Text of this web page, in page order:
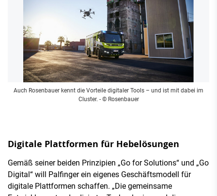
Auch Rosenbauer kennt die Vorteile digitaler Tools – und ist mit dabei im
Cluster. - © Rosenbauer
Digitale Plattformen für Hebelösungen
Gemäß seiner beiden Prinzipien „Go for Solutions“ und „Go
Digital“ will Palfinger ein eigenes Geschäftsmodell für
digitale Plattformen schaffen. „Die gemeinsame